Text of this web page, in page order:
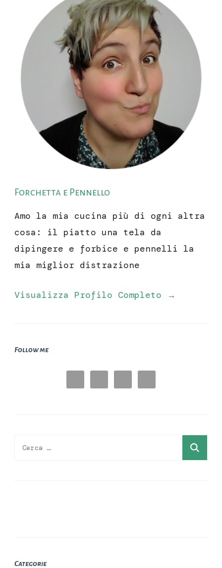
Forchetta e Pennello
Amo la mia cucina più di ogni altra
cosa: il piatto una tela da
dipingere e forbice e pennelli la
mia miglior distrazione
Visualizza Profilo Completo →
Follow me
Ricerca
Categorie